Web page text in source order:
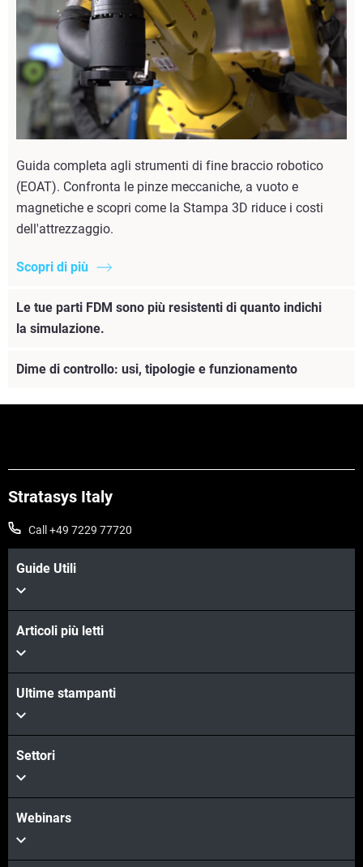
Guida completa agli strumenti di fine braccio robotico
(EOAT). Confronta le pinze meccaniche, a vuoto e
magnetiche e scopri come la Stampa 3D riduce i costi
dell'attrezzaggio.
Scopri di più
Le tue parti FDM sono più resistenti di quanto indichi
la simulazione.
Scopri di più
Dime di controllo: usi, tipologie e funzionamento
Scopri di più
Stratasys Italy
Call +49 7229 77720
Guide Utili
Articoli più letti
Ultime stampanti
Settori
Webinars